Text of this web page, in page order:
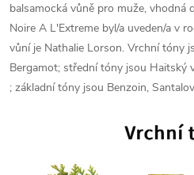
balsamocká vůně pro muže, vhodná
Noire A L'Extreme byl/a uveden/a v
vůní je Nathalie Lorson. Vrchní tóny
Bergamot; střední tóny jsou Haitský
; základní tóny jsou Benzoin,